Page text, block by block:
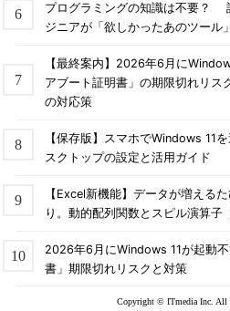
プログラミングの知識は不要？
ジニアが「欲しかったあのツール
【最終案内】2026年6月に
アブート証明書」の期限切れリス
の対応策
【保存版】スマホでWindows
スクトップの設定と活用ガイド
【Excel新機能】データが増える
り。動的配列関数とスピル演算子
2026年6月にWindows 11が起動
書」期限切れリスクと対策
Copyright © ITmedia Inc. All